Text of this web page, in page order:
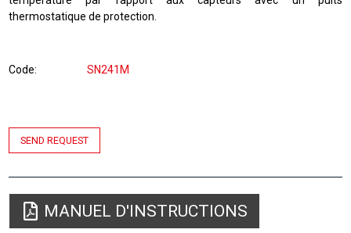
thermostatique de protection.
Code SN241M
SEND REQUEST
MANUEL D'INSTRUCTIONS